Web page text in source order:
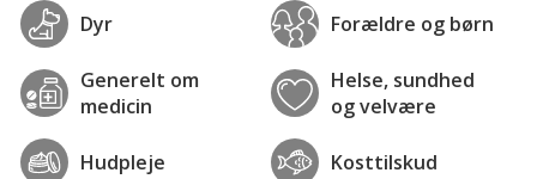
Dyr Forældre og børn
Generelt om
medicin
Helse, sundhed
og velvære
Hudpleje Kosttilskud